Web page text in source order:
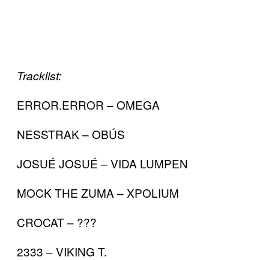
Tracklist:
ERROR.ERROR – OMEGA
NESSTRAK – OBÚS
JOSUÉ JOSUÉ – VIDA LUMPEN
MOCK THE ZUMA – XPOLIUM
CROCAT – ???
2333 – VIKING T.